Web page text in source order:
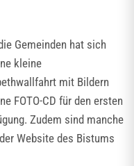
Gemeinden hat sich
kleine
mit Bildern
FOTO-CD für den ersten
Zudem sind manche
Website des Bistums